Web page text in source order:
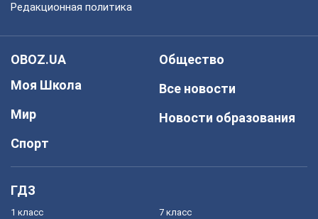
Редакционная политика
OBOZ.UA
Моя Школа
Мир
Спорт
Общество
Все новости
Новости образования
ГДЗ
1 класс 7 класс